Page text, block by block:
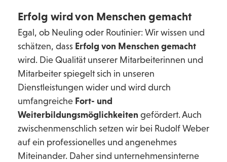
Erfolg wird von Menschen gemacht
Egal, ob Neuling oder Routinier: Wir wissen und
schätzen, dass Erfolg von Menschen gemacht
wird. Die Qualität unserer Mitarbeiterinnen und
Mitarbeiter spiegelt sich in unseren
Dienstleistungen wider und wird durch
umfangreiche Fort- und
Weiterbildungsmöglichkeiten gefördert. Auch
zwischenmenschlich setzen wir bei Rudolf Weber
auf ein professionelles und angenehmes
Miteinander. Daher sind unternehmensinterne